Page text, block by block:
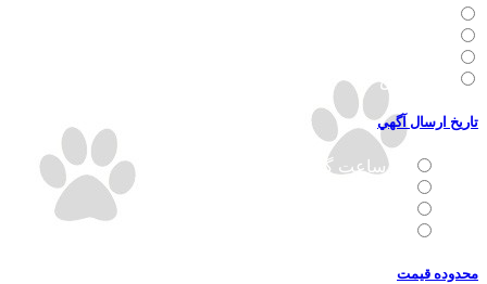
نا مشخص
تاريخ ارسال آگهي
محدوده قيمت